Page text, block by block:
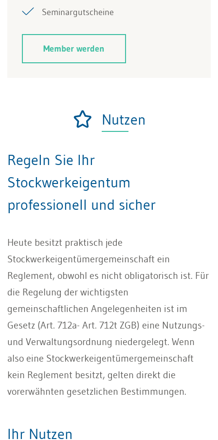
Seminargutscheine
Member werden
Nutzen
Regeln Sie Ihr
Stockwerkeigentum
professionell und sicher
Heute besitzt praktisch jede
Stockwerkeigentümergemeinschaft ein
Reglement, obwohl es nicht obligatorisch ist. Für
die Regelung der wichtigsten
gemeinschaftlichen Angelegenheiten ist im
Gesetz (Art. 712a- Art. 712t ZGB) eine Nutzungs-
und Verwaltungsordnung niedergelegt. Wenn
also eine Stockwerkeigentümergemeinschaft
kein Reglement besitzt, gelten direkt die
vorerwähnten gesetzlichen Bestimmungen.
Ihr Nutzen